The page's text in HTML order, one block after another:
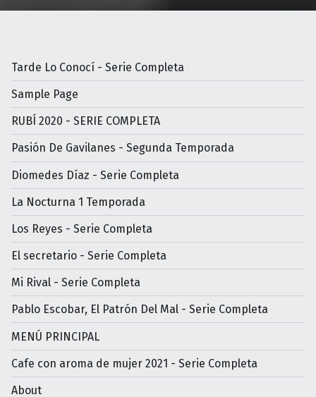
Tarde Lo Conocí - Serie Completa
Sample Page
RUBÍ 2020 - SERIE COMPLETA
Pasión De Gavilanes - Segunda Temporada
Diomedes Díaz - Serie Completa
La Nocturna 1 Temporada
Los Reyes - Serie Completa
El secretario - Serie Completa
Mi Rival - Serie Completa
Pablo Escobar, El Patrón Del Mal - Serie Completa
MENÚ PRINCIPAL
Cafe con aroma de mujer 2021 - Serie Completa
About